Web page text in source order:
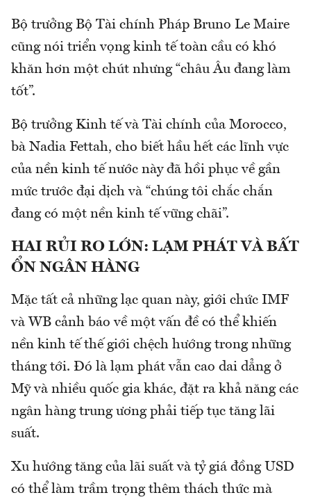
Bộ trưởng Bộ Tài chính Pháp Bruno Le Maire
cũng nói triển vọng kinh tế toàn cầu có khó
khăn hơn một chút nhưng “châu Âu đang làm
tốt”.
Bộ trưởng Kinh tế và Tài chính của Morocco,
bà Nadia Fettah, cho biết hầu hết các lĩnh vực
của nền kinh tế nước này đã hồi phục về gần
mức trước đại dịch và “chúng tôi chắc chắn
đang có một nền kinh tế vững chãi”.
HAI RỦI RO LỚN: LẠM PHÁT VÀ BẤT
ỔN NGÂN HÀNG
Mặc tất cả những lạc quan này, giới chức IMF
và WB cảnh báo về một vấn đề có thể khiến
nền kinh tế thế giới chệch hướng trong những
tháng tới. Đó là lạm phát vẫn cao dai dẳng ở
Mỹ và nhiều quốc gia khác, đặt ra khả năng các
ngân hàng trung ương phải tiếp tục tăng lãi
suất.
Xu hướng tăng của lãi suất và tỷ giá đồng USD
có thể làm trầm trọng thêm thách thức mà